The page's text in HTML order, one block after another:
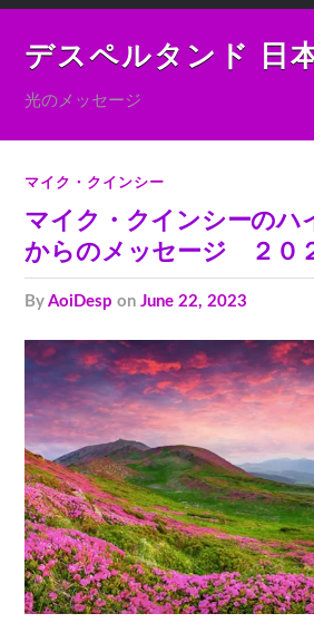
デスペルタンド 日
光のメッセージ
マイク・クインシー
マイク・クインシーのハ
からのメッセージ ２０
byAoiDesp onJune 22, 2023